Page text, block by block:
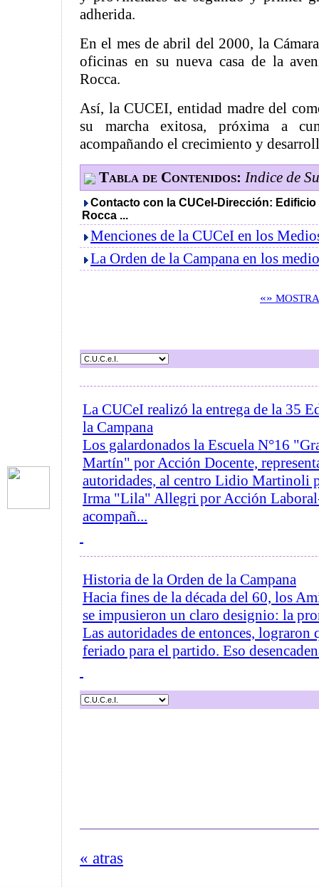
adherida.
En el mes de abril del 2000, la
oficinas en su nueva casa de la
Rocca.
Así, la CUCEI, entidad madre del
su marcha exitosa, próxima a
acompañando el crecimiento y
Tabla de Contenidos: Indice de
Contacto con la CUCeI-Dirección:
Rocca ...
Menciones de la CUCeI en los
La Orden de la Campana en los
«»
La CUCeI realizó la entrega de la 35
la Campana
Los galardonados la Escuela N°16
Martín" por Acción Docente,
autoridades, al centro Lidio Martinoli
Irma "Lila" Allegri por Acción
acompañ...
Historia de la Orden de la Campana
Hacia fines de la década del 60, los
se impusieron un claro designio: la
Las autoridades de entonces, lograron
feriado para el partido. Eso
« atras